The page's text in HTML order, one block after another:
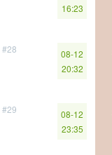
16:23
#28
08-12
20:32
#29
08-12
23:35